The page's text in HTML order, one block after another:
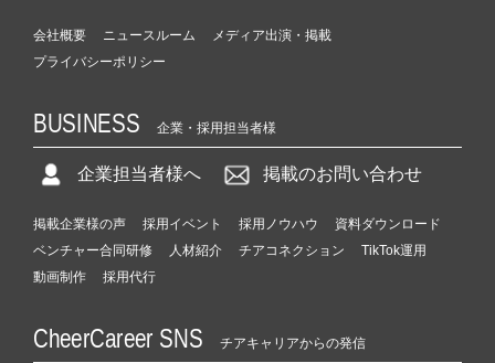
会社概要 ニュースルーム
メディア出演・掲載
プライバシーポリシー
BUSINESS 企業・採用担当者様
企業担当者様へ 掲載のお問い合わせ
掲載企業様の声 採用イベント 採用ノウハウ
資料ダウンロード
ベンチャー合同研修
人材紹介 チアコネクション
TikTok運用
動画制作
採用代行
CheerCareer SNS チアキャリアからの発信